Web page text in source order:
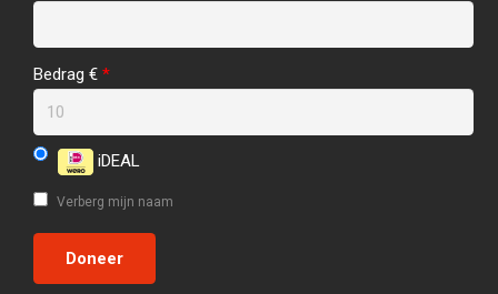
Bedrag € *
iDEAL
Verberg mijn naam